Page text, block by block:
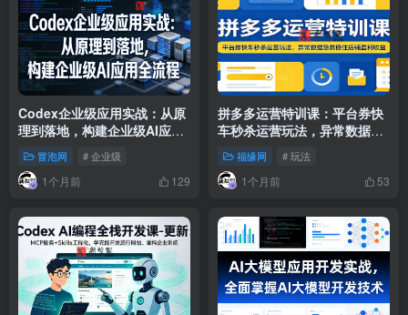
Codex企业级应用实战：从原
理到落地，构建企业级AI应用
全流程（更新）
冒泡网 # 企业级
1个月前 129
拼多多运营特训课：平台券快
车秒杀运营玩法，异常数据急
救稳住店铺盈利收益
福缘网 # 玩法
1个月前 53